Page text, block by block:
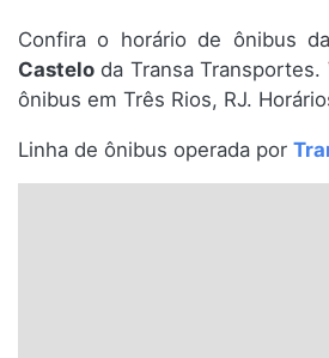
Rio de Janeiro
Espírito Santo
Paraná
Confira o horário de ônibus
Castelo da Transa Transportes.
ônibus em Três Rios, RJ.
Linha de ônibus operada por